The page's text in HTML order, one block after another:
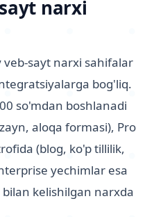
narxi
sayt narxi sahifalar
bog'liq.
so'mdan boshlanadi
aloqa formasi), Pro
(blog, ko'p tillilik,
yechimlar esa
bilan kelishilgan narxda